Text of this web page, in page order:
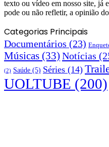
texto ou vídeo em nosso site, já
pode ou não refletir, a opinião do
Categorias Principais
Documentários (23)
Músicas (33) Notícias
(2) Saúde (5) Séries (14)
UOLTUBE (200)